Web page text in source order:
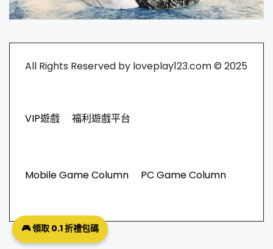
All Rights Reserved by loveplay123.com © 2025
VIP遊戲 福利遊戲平台
Mobile Game Column PC Game Column
🎮 領取 0.1 折禮包碼